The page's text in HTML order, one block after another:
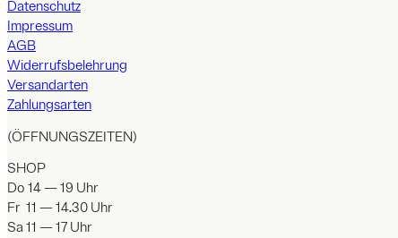
Datenschutz
Impressum
AGB
Widerrufsbelehrung
Versandarten
Zahlungsarten
(ÖFFNUNGSZEITEN)
SHOP
Do 14 — 19 Uhr
Fr 11 — 14.30 Uhr
Sa 11 — 17 Uhr